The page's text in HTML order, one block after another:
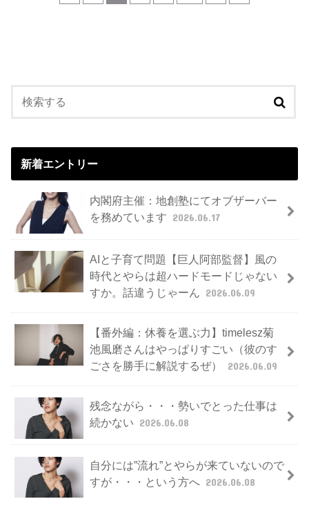
新着エントリー
内閣府主催：地創塾にてオブザーバー
を務めています 2026.06.17
AIと子育て問題【巨人阿部監督】風の
時代とやらは超ハードモードじゃない
すか。話違うじゃーん 2026.06.09
【番外編：休養を選ぶ力】timelesz菊
池風磨さんはやっぱりすごい（彼のす
ごさを勝手に解説するぜ）
2026.06.09
残念ながら・・・勢いでとった仕事は
続かない 2026.06.08
自分には”流れ”とやらが来ていないので
すが・・・という方へ 2026.06.08